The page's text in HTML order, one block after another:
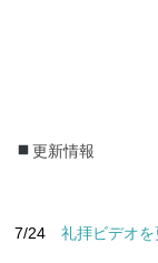
更新情報
7/24礼拝ビデオを